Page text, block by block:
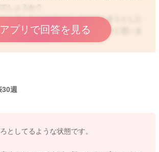
しょうか？
いているわけではないのではっきりとした
ですが、いぼになるのではないかと思いま
いますので、ご心配な時には皮膚科でも相
いします。
アプリで回答を見る
週
としてるような状態です。